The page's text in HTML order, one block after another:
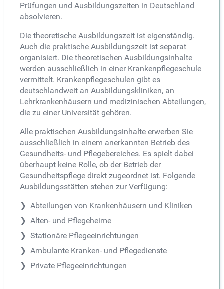
Prüfungen und Ausbildungszeiten in Deutschland
absolvieren.
Die theoretische Ausbildungszeit ist eigenständig.
Auch die praktische Ausbildungszeit ist separat
organisiert. Die theoretischen Ausbildungsinhalte
werden ausschließlich in einer Krankenpflegeschule
vermittelt. Krankenpflegeschulen gibt es
deutschlandweit an Ausbildungskliniken, an
Lehrkrankenhäusern und medizinischen Abteilungen,
die zu einer Universität gehören.
Alle praktischen Ausbildungsinhalte erwerben Sie
ausschließlich in einem anerkannten Betrieb des
Gesundheits- und Pflegebereiches. Es spielt dabei
überhaupt keine Rolle, ob der Betrieb der
Gesundheitspflege direkt zugeordnet ist. Folgende
Ausbildungsstätten stehen zur Verfügung:
Abteilungen von Krankenhäusern und Kliniken
Alten- und Pflegeheime
Stationäre Pflegeeinrichtungen
Ambulante Kranken- und Pflegedienste
Private Pflegeeinrichtungen